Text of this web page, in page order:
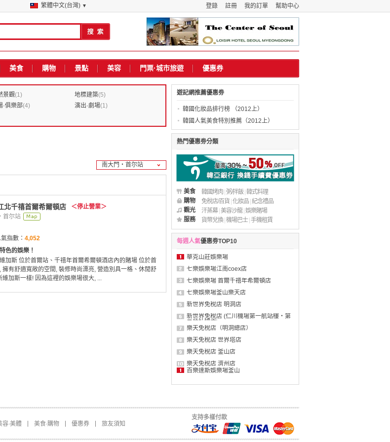
幫助中心
我的訂單
註冊
登錄
繁體中文(台灣) ▼
美食 購物 景點 美容 門票·城市旅遊 優惠券
景觀(1) 地標建築(5)
·俱樂部(4) 演出·劇場(1)
南大門・首尔站
首尔全部
市厅・光化門（2）
乙支路（0）
大学路（0）
仁寺洞（3）
北千禧首爾希爾頓店
＜停止營業＞
首尔站
指數： 4,052
色的娛樂！
加斯 位於首爾站、千禧年首爾希爾頓酒店內的賭場 位於首
擁有舒適寬敞的空間, 裝修時尚漂亮, 營造別具一格、休閒舒
加斯一樣! 因為這裡的娛樂場很大, ...
遊記網推薦優惠劵
韓國化妝品排行榜 （2012上）
韓國人氣美食特別推薦（2012上）
熱門優惠劵分類
美食 韓國烤肉 粥/拌飯 韓式料理
購物
免稅店/百貨 化妝品 紀念禮品
觀光
汗蒸幕| 美容沙龍| 娛樂賭場
服務
貨幣兌換| 機場巴士| 手機租賃
每週人氣優惠劵TOP10
華克山莊娛樂場
七樂娛樂場江南coex店
七樂娛樂場 首爾千禧年希爾頓店
七樂娛樂場釜山樂天店
新世界免稅店 明洞店
新世界免稅店 (仁川機場第一航站樓・第
二航站樓店)
樂天免稅店（明洞總店）
樂天免稅店 世界塔店
樂天免稅店 釜山店
樂天免稅店 濟州店
百樂達斯娛樂場釜山
容∙美體 美食∙購物 優惠券 旅友須知
支持多樣付款